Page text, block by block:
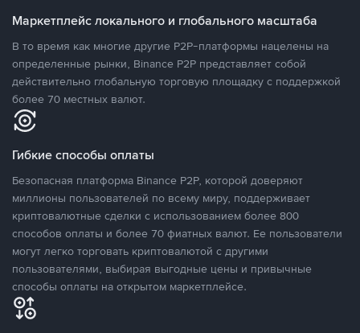
Маркетплейс локального и глобального масштаба
В то время как многие другие P2P-платформы нацелены на
определенные рынки, Binance P2P представляет собой
действительно глобальную торговую площадку с поддержкой
более 70 местных валют.
Гибкие способы оплаты
Безопасная платформа Binance P2P, которой доверяют
миллионы пользователей по всему миру, поддерживает
криптовалютные сделки с использованием более 800
способов оплаты и более 70 фиатных валют. Ее пользователи
могут легко торговать криптовалютой с другими
пользователями, выбирая выгодные цены и привычные
способы оплаты на открытом маркетплейсе.